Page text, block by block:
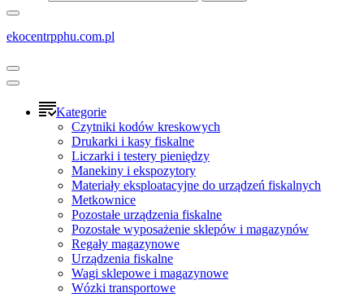
ekocentrpphu.com.pl
Kategorie
Czytniki kodów kreskowych
Drukarki i kasy fiskalne
Liczarki i testery pieniędzy
Manekiny i ekspozytory
Materiały eksploatacyjne do urządzeń fiskalnych
Metkownice
Pozostałe urządzenia fiskalne
Pozostałe wyposażenie sklepów i magazynów
Regały magazynowe
Urządzenia fiskalne
Wagi sklepowe i magazynowe
Wózki transportowe